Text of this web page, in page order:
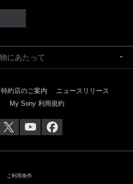
にあたって
特約店のご案内
ニュースリリース
My Sony 利用規約
ご利用条件